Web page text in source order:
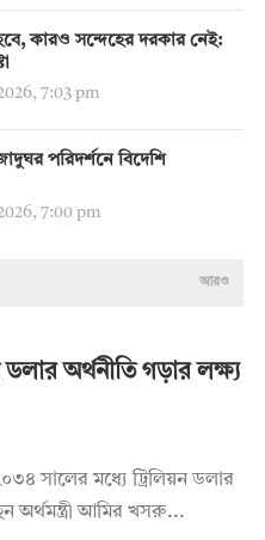
হবে, কারও সন্দেহের দরকার নেই:
7:03 pm
পরিদর্শনে বিদেশি
7:00 pm
আরও
অর্থনীতি গড়ার লক্ষ্য
সালের মধ্যে ট্রিলিয়ন ডলার
অর্থমন্ত্রী আমির খসরু...